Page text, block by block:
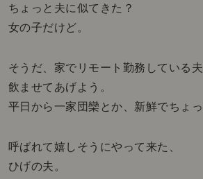
ちょっと夫に似てきた？
女の子だけど。
そうだ、家でリモート勤務している
飲ませてあげよう。
平日から一家団欒とか、新鮮でちょっ
呼ばれて嬉しそうにやって来た、
ひげの夫。